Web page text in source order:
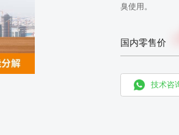
臭使用。
国内零售价
技术咨